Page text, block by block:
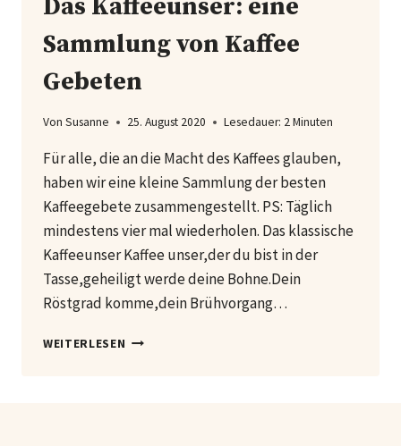
Das Kaffeeunser: eine
Sammlung von Kaffee
Gebeten
Von Susanne 25. August 2020 Lesedauer: 2Minuten
Für alle, die an die Macht des Kaffees glauben,
haben wir eine kleine Sammlung der besten
Kaffeegebete zusammengestellt. PS: Täglich
mindestens vier mal wiederholen. Das klassische
Kaffeeunser Kaffee unser,der du bist in der
Tasse,geheiligt werde deine Bohne.Dein
Röstgrad komme,dein Brühvorgang…
WEITERLESEN DAS